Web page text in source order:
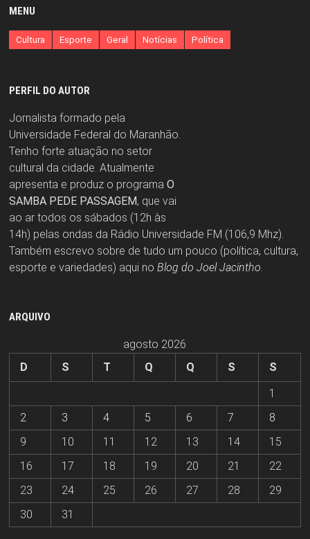
MENU
Cultura Esporte Geral Notícias Política
PERFIL DO AUTOR
Jornalista formado pela
Universidade Federal do Maranhão.
Tenho forte atuação no setor
cultural da cidade. Atualmente
apresenta e produz o programa O
SAMBA PEDE PASSAGEM, que vai
ao ar todos os sábados (12h às
14h) pelas ondas da Rádio Universidade FM (106,9 Mhz).
Também escrevo sobre de tudo um pouco (política, cultura,
esporte e variedades) aqui no Blog do Joel Jacintho.
ARQUIVO
agosto 2026
D
S T Q Q S
S
1
2
3 4 5 6 7
8
9
10 11 12 13 14
15
16
17 18 19 20 21
22
23
24 25 26 27 28
29
30
31